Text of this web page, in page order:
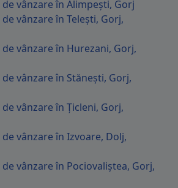
de vânzare în Alimpești, Gorj
vânzare în Telești, Gorj,
de vânzare în Hurezani, Gorj,
de vânzare în Stănești, Gorj,
vânzare în Țicleni, Gorj,
de vânzare în Izvoare, Dolj,
de vânzare în Pociovaliștea, Gorj,